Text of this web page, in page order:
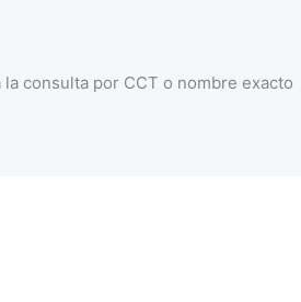
consulta por CCT o nombre exacto